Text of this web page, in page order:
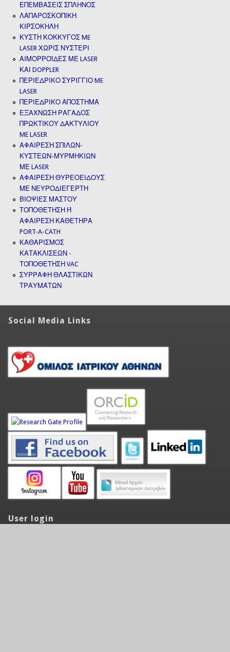
ΕΠΕΜΒΑΣΕΙΣ ΣΠΛΗΝΟΣ
ΛΑΠΑΡΟΣΚΟΠΙΚΗ
ΚΙΡΣΟΚΗΛΗ
ΚΥΣΤΗ ΚΟΚΚΥΓΟΣ ME
LASER ΧΩΡΙΣ ΝΥΣΤΕΡΙ
ΑΙΜΟΡΡΟΪΔΕΣ ΜΕ LASER
ΚΑΙ DOPPLER
ΠΕΡΙΕΔΡΙΚΟ ΣΥΡΙΓΓΙΟ ME
LASER
ΠΕΡΙΕΔΡΙΚΟ ΑΠΟΣΤΗΜΑ
ΕΞΑΧΝΩΣΗ ΡΑΓΑΔΟΣ
ΠΡΩΚΤΙΚΟΥ ΔΑΚΤΥΛΙΟΥ
ME LASER
ΑΦΑΙΡΕΣΗ ΣΠΙΛΩΝ-
ΚΥΣΤΕΩΝ-ΜΥΡΜΗΚΙΩΝ
ΜΕ LASER
ΑΦΑΙΡΕΣΗ ΘΥΡΕΟΕΙΔΟΥΣ
ΜΕ ΝΕΥΡΟΔΙΕΓΕΡΤΗ
ΒΙΟΨΙΕΣ ΜΑΣΤΟΥ
ΤΟΠΟΘΕΤΗΣΗ Ή
ΑΦΑΙΡΕΣΗ ΚΑΘΕΤΗΡΑ
PORT-A-CATH
ΚΑΘΑΡΙΣΜΟΣ
ΚΑΤΑΚΛΙΣΕΩΝ -
ΤΟΠΟΘΕΤΗΣΗ VAC
ΣΥΡΡΑΦΗ ΘΛΑΣΤΙΚΩΝ
ΤΡΑΥΜΆΤΩΝ
Social Media Links
User login